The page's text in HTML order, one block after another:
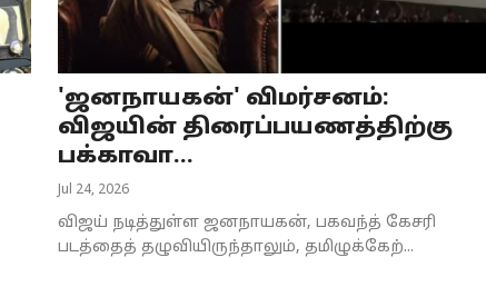
'ஜனநாயகன்' விமர்சனம்:
விஜயின் திரைப்பயணத்திற்கு
பக்காவா...
Jul 24, 2026
விஜய் நடித்துள்ள ஜனநாயகன், பகவந்த் கேசரி
படத்தைத் தழுவியிருந்தாலும், தமிழுக்கேற்...